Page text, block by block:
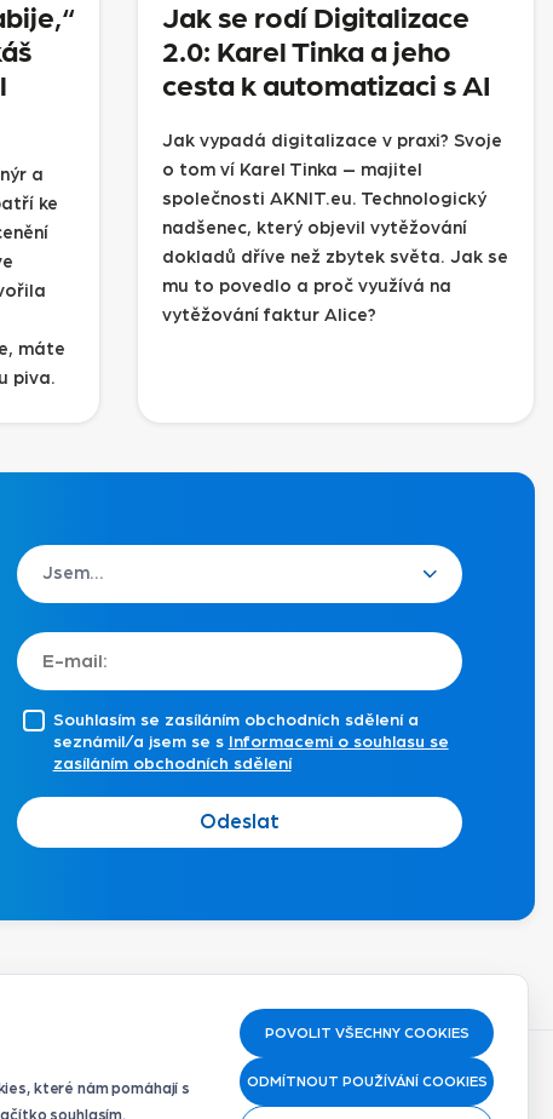
a
ke
máte
piva.
Jak se rodí Digitalizace
2.0: Karel Tinka a jeho
cesta k automatizaci s AI
Jak vypadá digitalizace v praxi? Svoje
o tom ví Karel Tinka – majitel
společnosti AKNIT.eu. Technologický
nadšenec, který objevil vytěžování
dokladů dříve než zbytek světa. Jak se
mu to povedlo a proč využívá na
vytěžování faktur Alice?
Souhlasím se zasíláním obchodních sdělení a
seznámil/a jsem se s
Informacemi o souhlasu se
zasíláním obchodních sdělení
Odeslat
které nám pomáhají s
POVOLIT VŠECHNY COOKIES
ODMÍTNOUT POUŽÍVÁNÍ COOKIES